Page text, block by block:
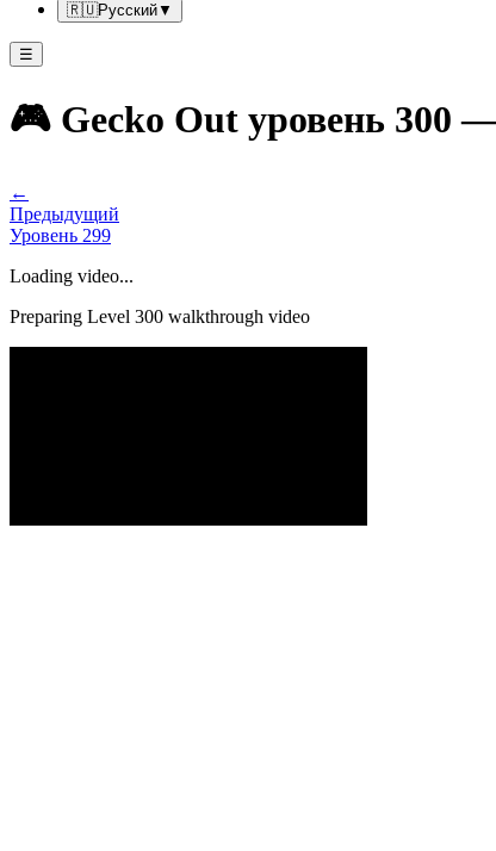
🇷🇺Русский▼
☰
🎮 Gecko Out уровень 300
←
Предыдущий
Уровень 299
Loading video...
Preparing Level 300 walkthrough video